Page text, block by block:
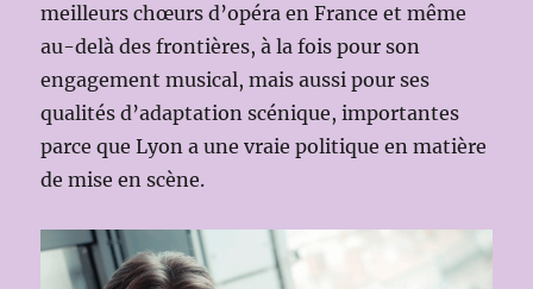
meilleurs chœurs d’opéra en France et même
au-delà des frontières, à la fois pour son
engagement musical, mais aussi pour ses
qualités d’adaptation scénique, importantes
parce que Lyon a une vraie politique en matière
de mise en scène.